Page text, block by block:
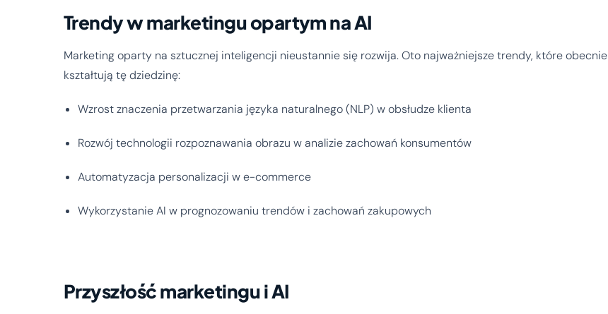
Trendy w marketingu opartym na AI
Marketing oparty na sztucznej inteligencji nieustannie się rozwija. Oto najważniejsze trendy, które obecnie
kształtują tę dziedzinę:
Wzrost znaczenia przetwarzania języka naturalnego (NLP) w obsłudze klienta
Rozwój technologii rozpoznawania obrazu w analizie zachowań konsumentów
Automatyzacja personalizacji w e-commerce
Wykorzystanie AI w prognozowaniu trendów i zachowań zakupowych
Przyszłość marketingu i AI